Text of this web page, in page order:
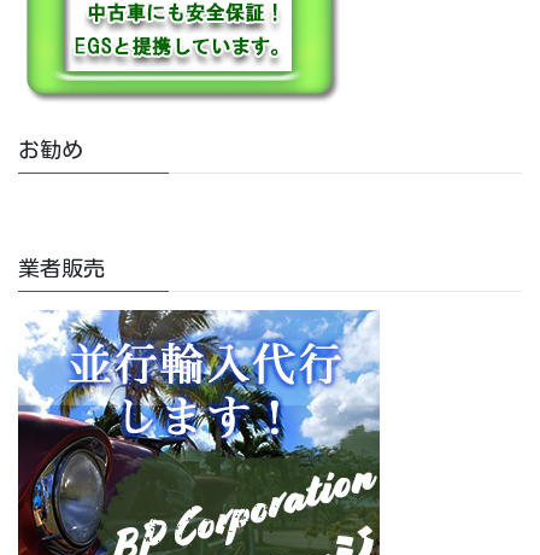
お勧め
業者販売